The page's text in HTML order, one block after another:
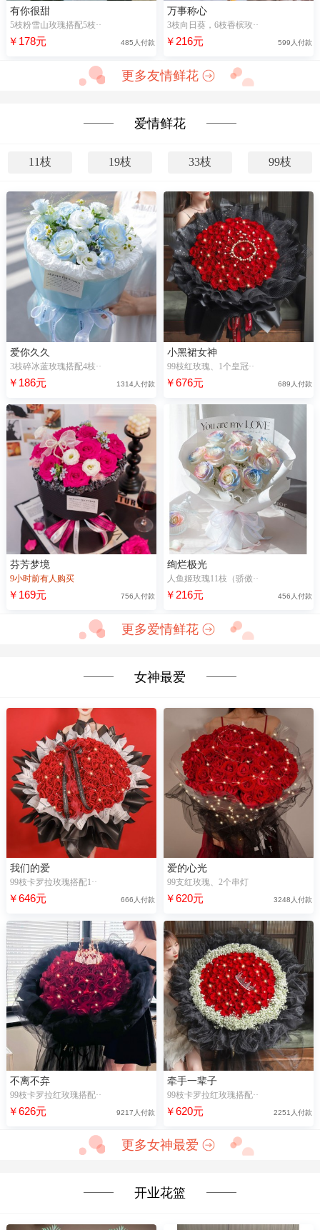
有你很甜
5枝粉雪山玫瑰搭配5枝··
￥178元 485人付款
万事称心
3枝向日葵，6枝香槟玫··
￥216元 599人付款
更多友情鲜花
爱情鲜花
11枝 19枝 33枝 99枝
爱你久久
3枝碎冰蓝玫瑰搭配4枝··
￥186元 1314人付款
小黑裙女神
99枝红玫瑰、1个皇冠··
￥676元 689人付款
芬芳梦境
9小时前有人购买
￥169元 756人付款
绚烂极光
人鱼姬玫瑰11枝（骄傲··
￥216元 456人付款
更多爱情鲜花
女神最爱
我们的爱
99枝卡罗拉玫瑰搭配1··
￥646元 666人付款
爱的心光
99支红玫瑰、2个串灯
￥620元 3248人付款
不离不弃
99枝卡罗拉红玫瑰搭配··
￥626元 9217人付款
牵手一辈子
99枝卡罗拉红玫瑰搭配··
￥620元 2251人付款
更多女神最爱
开业花篮